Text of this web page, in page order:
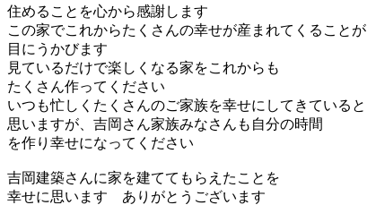
住めることを心から感謝します
この家でこれからたくさんの幸せが産まれてくることが
目にうかびます
見ているだけで楽しくなる家をこれからも
たくさん作ってください
いつも忙しくたくさんのご家族を幸せにしてきていると
思いますが、吉岡さん家族みなさんも自分の時間
を作り幸せになってください
吉岡建築さんに家を建ててもらえたことを
幸せに思います ありがとうございます